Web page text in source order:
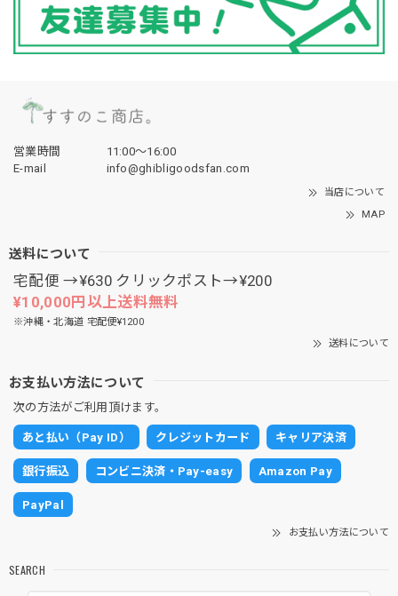
営業時間
11:00〜16:00
E-mail
info@ghibligoodsfan.com
当店について
MAP
送料について
宅配便 →¥630 クリックポスト→¥200
¥10,000円以上送料無料
※沖縄・北海道 宅配便¥1200
送料について
お支払い方法について
次の方法がご利用頂けます。
あと払い（Pay ID） クレジットカード キャリア決済
銀行振込 コンビニ決済・Pay-easy Amazon Pay
PayPal
お支払い方法について
SEARCH